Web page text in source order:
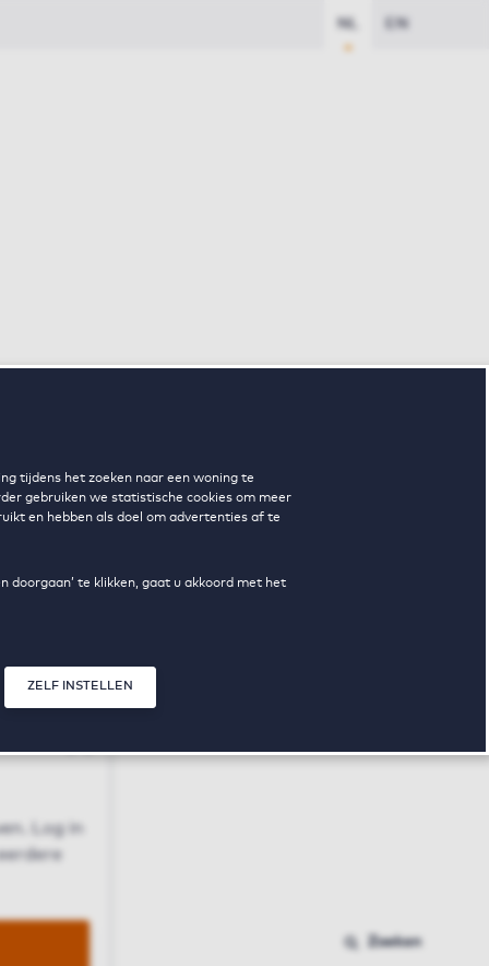
tijdens het zoeken naar een woning te
gebruiken we statistische cookies om meer
en hebben als doel om advertenties af te
doorgaan’ te klikken, gaat u akkoord met het
ZELF INSTELLEN
NL EN
Log in
Zoeken